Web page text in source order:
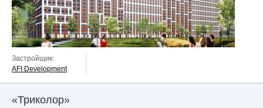
Застройщик:
AFI Development
«Триколор»